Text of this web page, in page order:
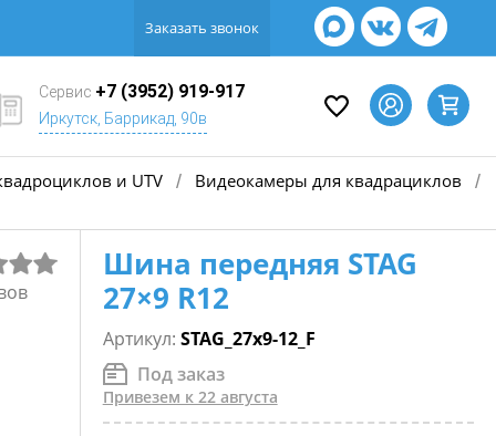
Заказать звонок
Сервис +7 (3952) 919-917
Иркутск, Баррикад, 90в
и UTV / Видеокамеры для квадрациклов /
Шина передняя STAG
27×9 R12
Артикул: STAG_27x9-12_F
Под заказ
Привезем к 22 августа